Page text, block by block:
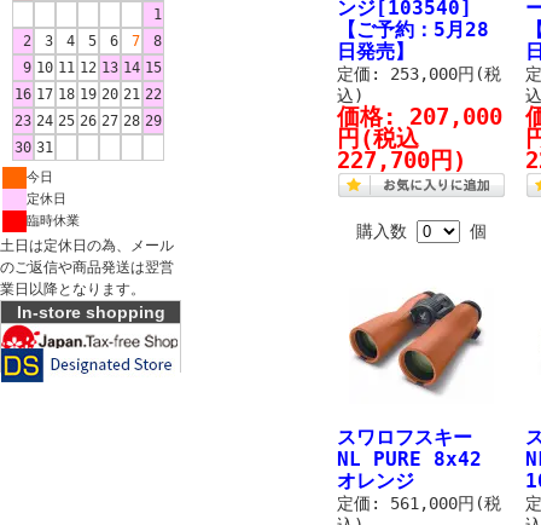
1
2
3 4 5 6 7
8
9 10 11 12 13 14 15
16 17 18 19 20 21 22
23 24 25 26 27 28 29
30 31
今日
定休日
臨時休業
土日は定休日の為、メール
のご返信や商品発送は翌営
業日以降となります。
In-store shopping
ンジ[103540]
【ご予約：5月28
日発売】
定価: 253,000円(税
込)
価格: 207,000
円 (税込
227,700円)
購入数 個
スワロフスキー
NL PURE 8x42
オレンジ
定価: 561,000円(税